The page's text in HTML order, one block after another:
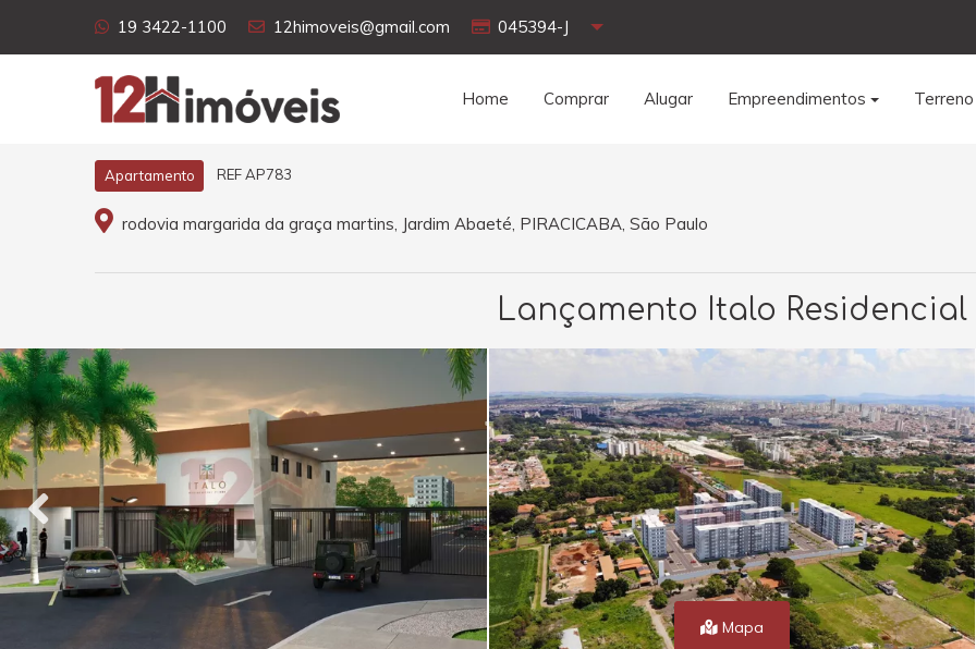
19 3422-1100 12himoveis@gmail.com 045394-J
Home Comprar Alugar Empreendimentos
Apartamento REF AP783
rodovia margarida da graça martins, Jardim Abaeté, PIRACICABA, São Paulo
Lançamento Italo Residencial
Mapa